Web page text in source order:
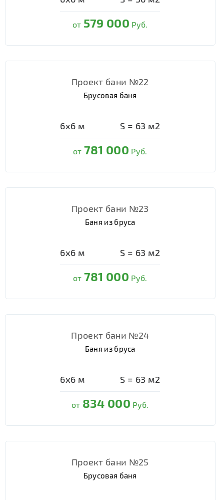
от 579 000 Руб.
Проект бани №22
Брусовая баня
6х6 м S = 63 м2
от 781 000 Руб.
Проект бани №23
Баня из бруса
6х6 м S = 63 м2
от 781 000 Руб.
Проект бани №24
Баня из бруса
6х6 м S = 63 м2
от 834 000 Руб.
Проект бани №25
Брусовая баня